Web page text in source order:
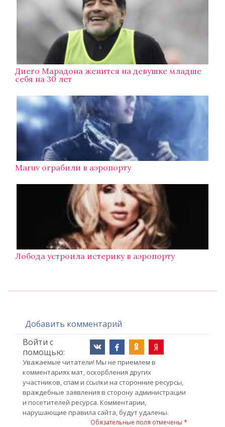
Диего Марадона женится на девушке младше
себя на 30 лет
Maruv ограбили в аэропорту
Лобода устроила истерику в аэропорту
Добавить комментарий
Войти с
помощью:
Уважаемые читатели! Мы не приемлем в
комментариях мат, оскорбления других
участников, спам и ссылки на сторонние ресурсы,
враждебные заявления в сторону администрации
и посетителей ресурса. Комментарии,
нарушающие правила сайта, будут удалены.
Обязательные поля отмечены *